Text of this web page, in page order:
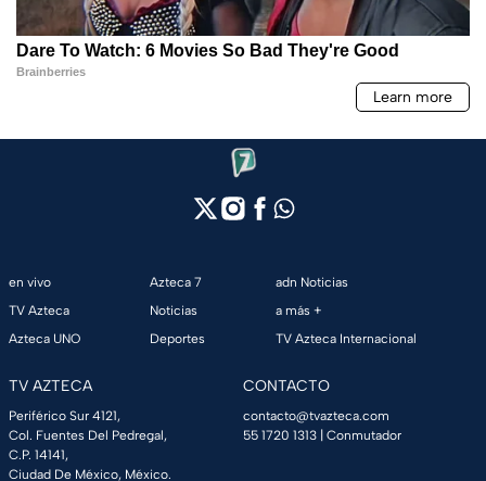
en vivo
TV Azteca
Azteca UNO
Azteca 7
Noticias
Deportes
adn Noticias
a más +
TV Azteca Internacional
TV AZTECA
Periférico Sur 4121,
Col. Fuentes Del Pedregal,
C.P. 14141,
Ciudad De México, México.
CONTACTO
contacto@tvazteca.com
55 1720 1313 | Conmutador